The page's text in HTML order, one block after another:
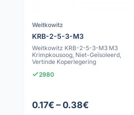
Weitkowitz
KRB-2-5-3-M3
Weitkowitz KRB-2-5-3-M3 M3
Krimpkousoog, Niet-Geïsoleerd,
Vertinde Koperlegering
2980
0.17€ – 0.38€